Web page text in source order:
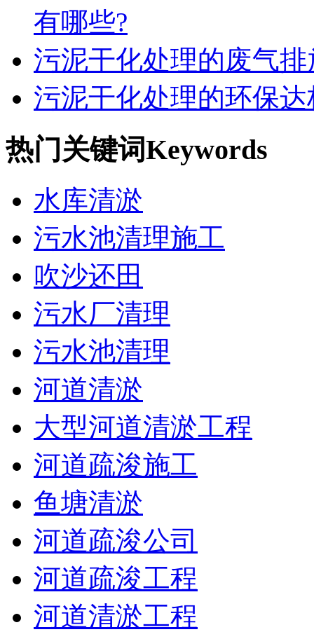
有哪些?
污泥干化处理的废气
污泥干化处理的环保
热门关键词Keywords
水库清淤
污水池清理施工
吹沙还田
污水厂清理
污水池清理
河道清淤
大型河道清淤工程
河道疏浚施工
鱼塘清淤
河道疏浚公司
河道疏浚工程
河道清淤工程